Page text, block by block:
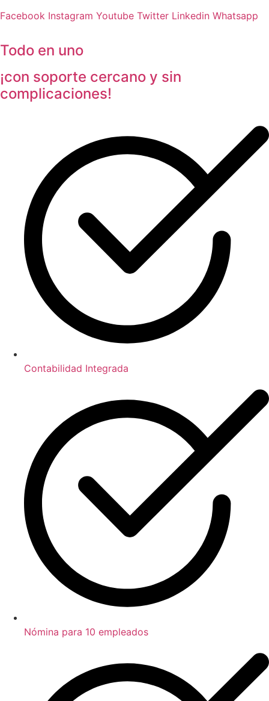
Facebook Instagram Youtube Twitter Linkedin Whatsapp
Todo en uno
¡con soporte cercano y sin
complicaciones!
Contabilidad Integrada
Nómina para 10 empleados